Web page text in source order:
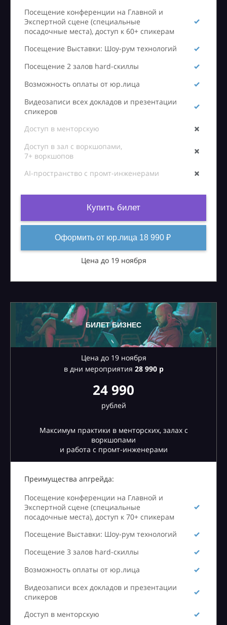
Посещение конференции на Главной и
Экспертной сцене (специальные
посадочные места), доступ к 60+ спикерам
Посещение Выставки: Шоу-рум технологий
Посещение 2 залов hard-скиллы
Возможность оплаты от юр.лица
Видеозаписи всех докладов и презентации
спикеров
Доступ в менторскую
Доступ в зал с воркшопами,
7+ воркшопов
AI-пространство с промт-инженерами
Купить билет
Оформить от юр.лица 18 990 ₽
Цена до 19 ноября
БИЛЕТ БИЗНЕС
Цена до 19 ноября
в дни мероприятия 28990 р
24 990
рублей
Максимум практики в менторских, залах с
воркшопами
и работа с промт-инженерами
Преимущества апгрейда:
Посещение конференции на Главной и
Экспертной сцене (специальные
посадочные места), доступ к 70+ спикерам
Посещение Выставки: Шоу-рум технологий
Посещение 3 залов hard-скиллы
Возможность оплаты от юр.лица
Видеозаписи всех докладов и презентации
спикеров
Доступ в менторскую